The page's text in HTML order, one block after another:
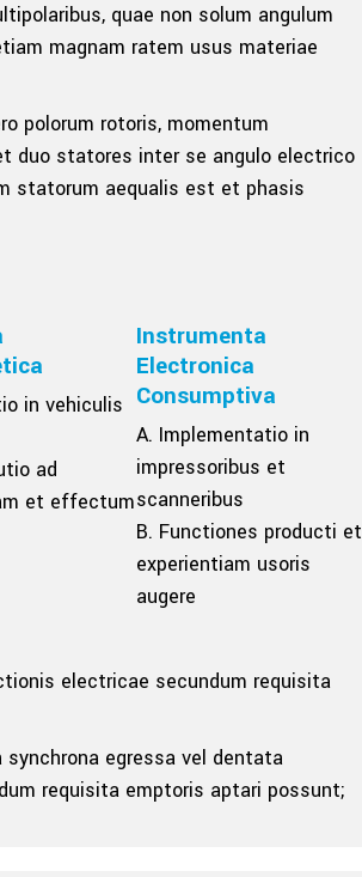
quae non solum angulum
magnam ratem usus materiae
polorum rotoris, momentum
duo statores inter se angulo electrico
statorum aequalis est et phasis
in vehiculis
ad
et effectum
Instrumenta
Electronica
Consumptiva
A. Implementatio in
impressoribus et
scanneribus
B. Functiones producti et
experientiam usoris
augere
electricae secundum requisita
egressa vel dentata
requisita emptoris aptari possunt;